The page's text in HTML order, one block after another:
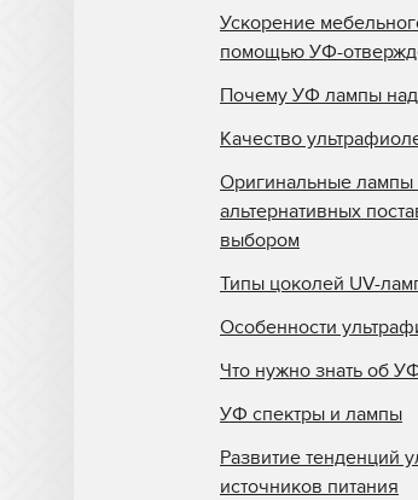
Кварцевые
для УФ
Кварцевые
для УФ
Кварцевые
для УФ
Кварцевые
для УФ
Кварцевые
Rastek для УФ
Ускорение
помощью УФ-
Почему УФ лампы
Качество
Оригинальные лампы
альтернативных
выбором
Типы цоколей UV-
Особенности
Что нужно знать об
УФ спектры и лампы
Развитие тенденций
источников питания